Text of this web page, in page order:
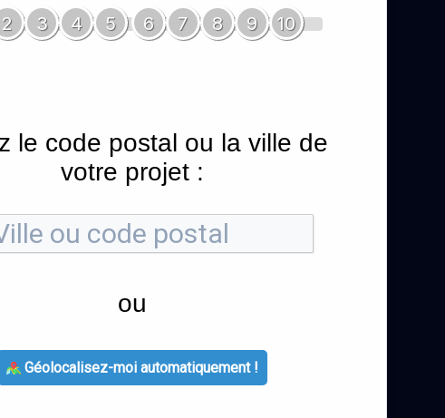
2 3 4 5 6 7 8 9 10
le code postal ou la ville de
votre projet :
ou
Géolocalisez-moi automatiquement !